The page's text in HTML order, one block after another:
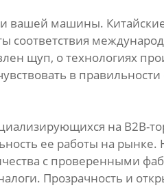
вашей машины.
соответствия
щуп, о технологиях
в правильности
на B2B-
ее работы на
с проверенными
Прозрачность и